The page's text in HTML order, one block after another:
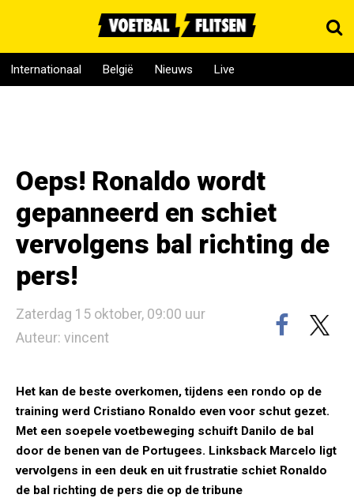
Internationaal België Nieuws Live
Oeps! Ronaldo wordt
gepanneerd en schiet
vervolgens bal richting de
pers!
Zaterdag 15 oktober, 09:00 uur
Auteur: vincent
Het kan de beste overkomen, tijdens een rondo op de
training werd Cristiano Ronaldo even voor schut gezet.
Met een soepele voetbeweging schuift Danilo de bal
door de benen van de Portugees. Linksback Marcelo ligt
vervolgens in een deuk en uit frustratie schiet Ronaldo
de bal richting de pers die op de tribune